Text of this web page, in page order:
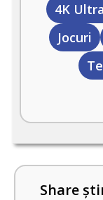
4K
Jocuri
Share